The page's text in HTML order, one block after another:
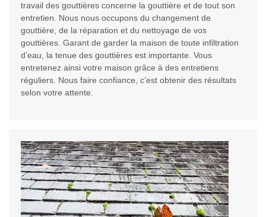
travail des gouttières concerne la gouttière et de tout son
entretien. Nous nous occupons du changement de
gouttière, de la réparation et du nettoyage de vos
gouttières. Garant de garder la maison de toute infiltration
d’eau, la tenue des gouttières est importante. Vous
entretenez ainsi votre maison grâce à des entretiens
réguliers. Nous faire confiance, c’est obtenir des résultats
selon votre attente.